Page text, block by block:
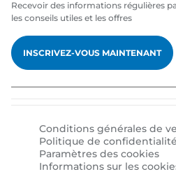
Recevoir des informations régulières
les conseils utiles et les offres
INSCRIVEZ-VOUS MAINTENANT
Conditions générales de
Politique de confidentialité
Paramètres des cookies
Informations sur les